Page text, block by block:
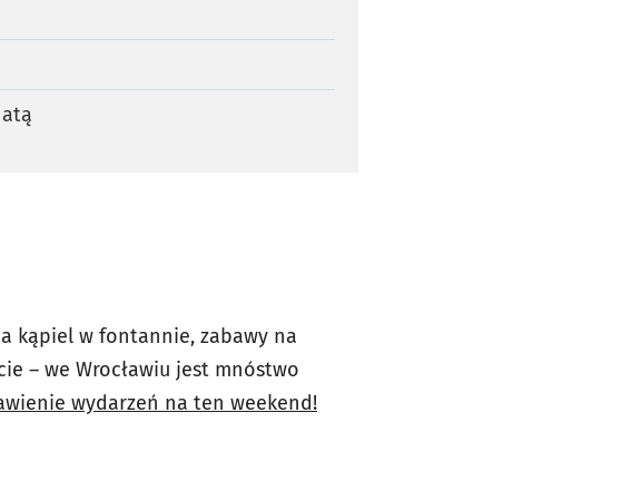
kąpiel w fontannie, zabawy na
– we Wrocławiu jest mnóstwo
wydarzeń na ten weekend!